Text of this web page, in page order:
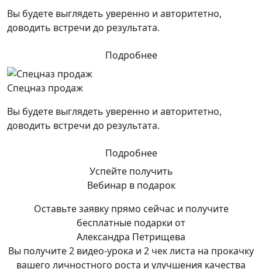
Вы будете выглядеть уверенно и авторитетно,
доводить встречи до результата.
Подробнее
Спецназ продаж
Вы будете выглядеть уверенно и авторитетно,
доводить встречи до результата.
Подробнее
Успейте получить
Вебинар в подарок
Оставьте заявку прямо сейчас и получите
бесплатные подарки от
Александра Петрищева
Вы получите 2 видео-урока и 2 чек листа на прокачку
вашего личностного роста и улучшения качества